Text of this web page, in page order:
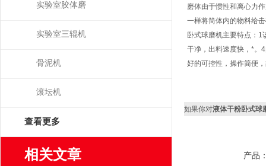
实验室胶体磨
实验室三辊机
骨泥机
滚坛机
查看更多
相关文章
磨体由于惯性和离心力
一样将筒体内的物料给
卧式球磨机主要特点：
干净，出料速度快，*。
好的可控性，操作简便
如果你对液体干粉卧式球
产品